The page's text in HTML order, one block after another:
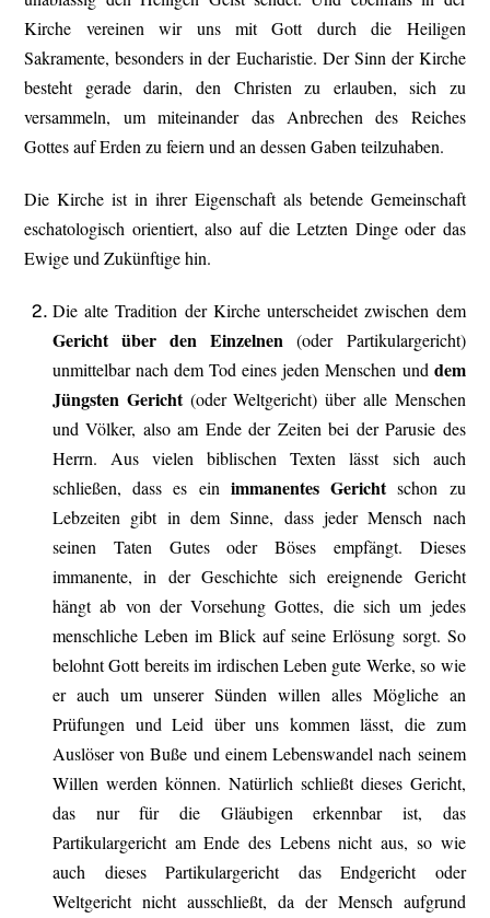
Kirche vereinen wir uns mit Gott durch die Heiligen
Sakramente, besonders in der Eucharistie. Der Sinn der Kirche
besteht gerade darin, den Christen zu erlauben, sich zu
versammeln, um miteinander das Anbrechen des Reiches
Gottes auf Erden zu feiern und an dessen Gaben teilzuhaben.
Die Kirche ist in ihrer Eigenschaft als betende Gemeinschaft
eschatologisch orientiert, also auf die Letzten Dinge oder das
Ewige und Zukünftige hin.
Die alte Tradition der Kirche unterscheidet zwischen dem
Gericht über den Einzelnen (oder Partikulargericht)
unmittelbar nach dem Tod eines jeden Menschen und dem
Jüngsten Gericht(oder Weltgericht) über alle Menschen
und Völker, also am Ende der Zeiten bei der Parusie des
Herrn. Aus vielen biblischen Texten lässt sich auch
schließen, dass es ein immanentes Gerichtschon zu
Lebzeiten gibt in dem Sinne, dass jeder Mensch nach
seinen Taten Gutes oder Böses empfängt. Dieses
immanente, in der Geschichte sich ereignende Gericht
hängt ab von der Vorsehung Gottes, die sich um jedes
menschliche Leben im Blick auf seine Erlösung sorgt. So
belohnt Gott bereits im irdischen Leben gute Werke, so wie
er auch um unserer Sünden willen alles Mögliche an
Prüfungen und Leid über uns kommen lässt, die zum
Auslöser von Buße und einem Lebenswandel nach seinem
Willen werden können. Natürlich schließt dieses Gericht,
das nur für die Gläubigen erkennbar ist, das
Partikulargericht am Ende des Lebens nicht aus, so wie
auch dieses Partikulargericht das Endgericht oder
Weltgericht nicht ausschließt, da der Mensch aufgrund